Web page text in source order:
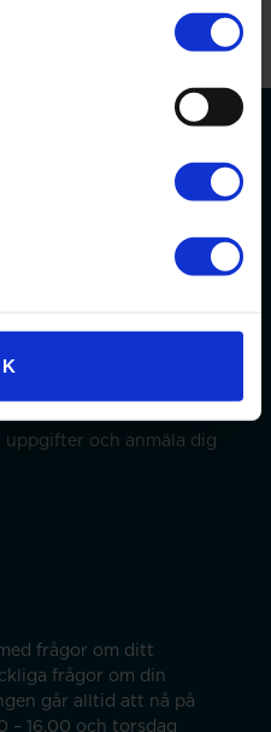
uppgifter och anmäla dig
frågor om ditt
frågor om din
går alltid att nå på
– 16.00 och torsdag